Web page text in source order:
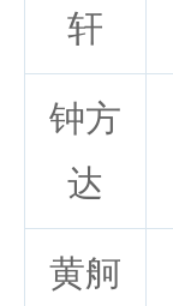
轩
钟方
达
黄舸